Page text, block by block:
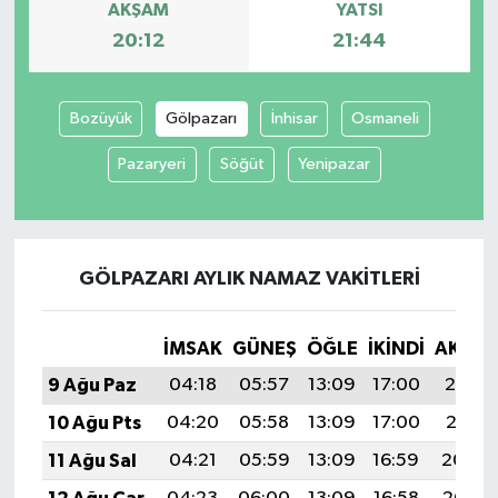
AKŞAM
20:12
YATSI
21:44
Bozüyük Gölpazarı İnhisar Osmaneli
Pazaryeri Söğüt Yenipazar
GÖLPAZARI AYLIK NAMAZ VAKITLERI
İMSAK GÜNEŞ ÖĞLE İKINDI
9 Ağu Paz
04:18 05:57 13:09 17:00
20:12
10 Ağu Pts
04:20 05:58 13:09 17:00
20:11
11 Ağu Sal
04:21 05:59 13:09 16:59
20:09